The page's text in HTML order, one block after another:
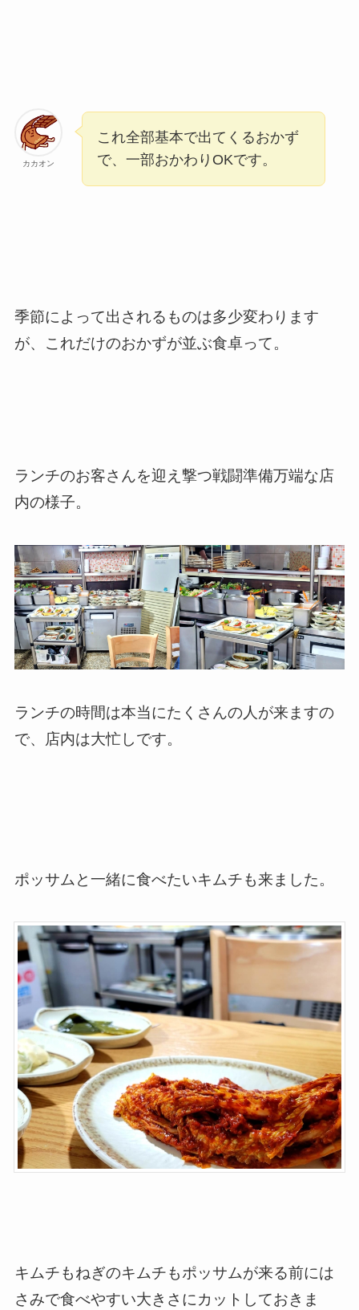
カカオン
これ全部基本で出てくるおかず
で、一部おかわりOKです。
季節によって出されるものは多少変わります
が、これだけのおかずが並ぶ食卓って。
ランチのお客さんを迎え撃つ戦闘準備万端な店
内の様子。
ランチの時間は本当にたくさんの人が来ますの
で、店内は大忙しです。
ポッサムと一緒に食べたいキムチも来ました。
キムチもねぎのキムチもポッサムが来る前には
さみで食べやすい大きさにカットしておきま